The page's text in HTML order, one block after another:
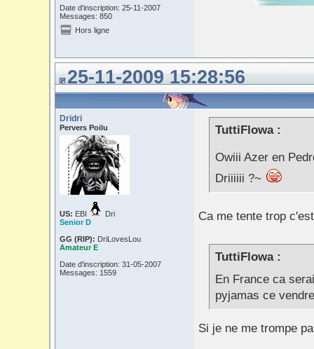
Date d'inscription: 25-11-2007
Messages: 850
Hors ligne
25-11-2009 15:28:56
Dridri
Pervers Poilu
US: EBI
Dri
Senior D
GG (RIP): DriLovesLou
Amateur E
Date d'inscription: 31-05-2007
Messages: 1559
TuttiFlowa :
Owiii Azer en
Driiiiii ?~
Ca me tente trop
TuttiFlowa :
En France ca
pyjamas ce
Si je ne me trompe